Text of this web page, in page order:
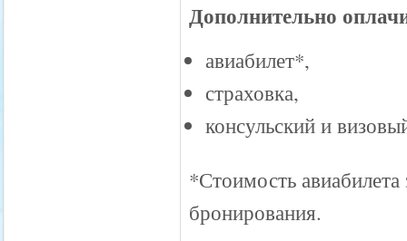
Дополнительно
авиабилет*,
страховка,
консульский и
*Стоимость
бронирования.